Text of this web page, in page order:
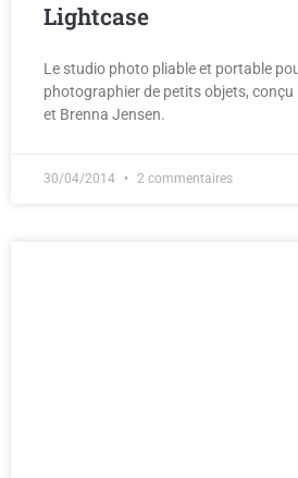
Lightcase
Le studio photo pliable et portable
photographier de petits objets, conçu
et Brenna Jensen.
30/04/2014 2 commentaires